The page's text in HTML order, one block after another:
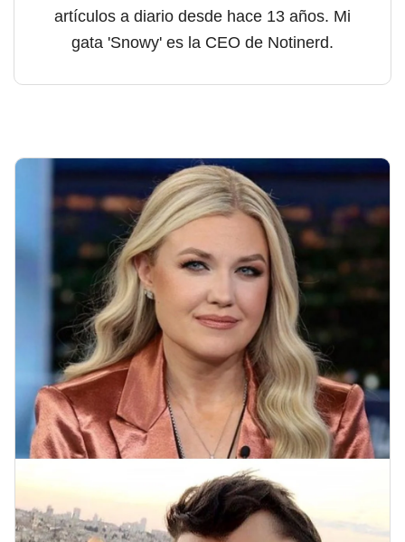
artículos a diario desde hace 13 años. Mi
gata 'Snowy' es la CEO de Notinerd.